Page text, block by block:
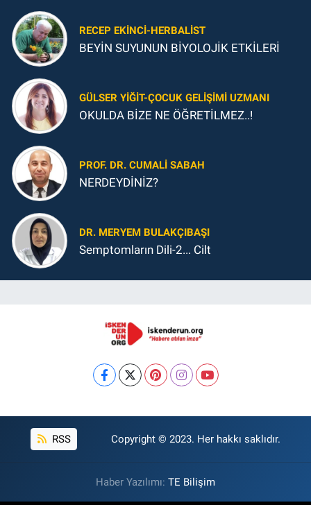
RECEP EKINCI-HERBALIST
BEYİN SUYUNUN BİYOLOJİK ETKİLERİ
GÜLSER YIĞIT-ÇOCUK GELIŞIMI UZMANI
OKULDA BİZE NE ÖĞRETİLMEZ..!
PROF. DR. CUMALI SABAH
NERDEYDİNİZ?
DR. MERYEM BULAKÇIBAŞI
Semptomların Dili-2... Cilt
RSS Copyright © 2023. Her hakkı saklıdır.
Haber Yazılımı: TE Bilişim